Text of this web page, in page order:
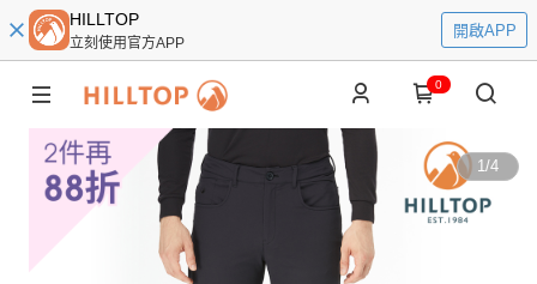
HILLTOP
立刻使用官方APP
開啟APP
0
1/4